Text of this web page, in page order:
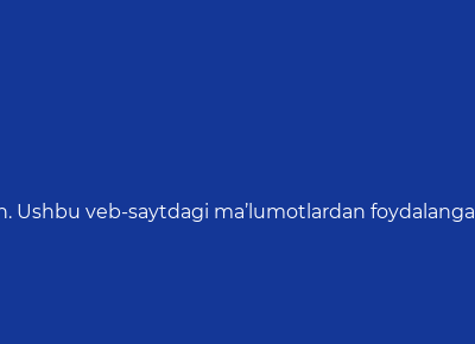
Ushbu veb-saytdagi ma’lumotlardan